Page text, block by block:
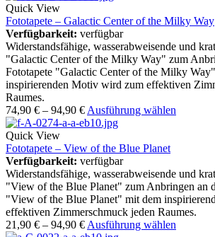
Quick View
Fototapete – Galactic Center of the Milky Way
Verfügbarkeit: verfügbar
Widerstandsfähige, wasserabweisende und
"Galactic Center of the Milky Way" zum
Fototapete "Galactic Center of the Milky
inspirierenden Motiv wird zum effektiven
Raumes.
74,90 € – 94,90 € Ausführung wählen
Quick View
Fototapete – View of the Blue Planet
Verfügbarkeit: verfügbar
Widerstandsfähige, wasserabweisende und
"View of the Blue Planet" zum Anbringen an
"View of the Blue Planet" mit dem
effektiven Zimmerschmuck jeden Raumes.
21,90 € – 94,90 € Ausführung wählen